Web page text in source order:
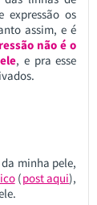
expressão os
assim, e é
não é o
, e pra esse
da minha pele,
(post aqui),